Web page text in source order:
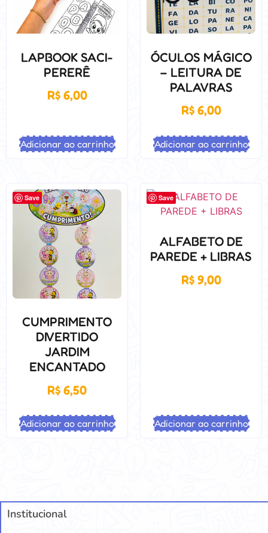
LAPBOOK SACI-
PERERÊ
R$6,00
Adicionar ao carrinho
ÓCULOS MÁGICO
– LEITURA DE
PALAVRAS
R$6,00
Adicionar ao carrinho
Save
CUMPRIMENTO
DIVERTIDO
JARDIM
ENCANTADO
R$ 6,50
Adicionar ao carrinho
Save
ALFABETO DE
PAREDE + LIBRAS
R$9,00
Adicionar ao carrinho
Institucional